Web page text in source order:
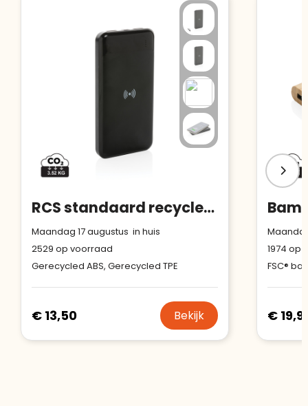
RCS standaard recycled plastic wireless powerbank
Maandag 17 augustus in huis
2529 op voorraad
Gerecycled ABS, Gerecycled TPE
€ 13,50 Bekijk
1974 op
FSC®
€